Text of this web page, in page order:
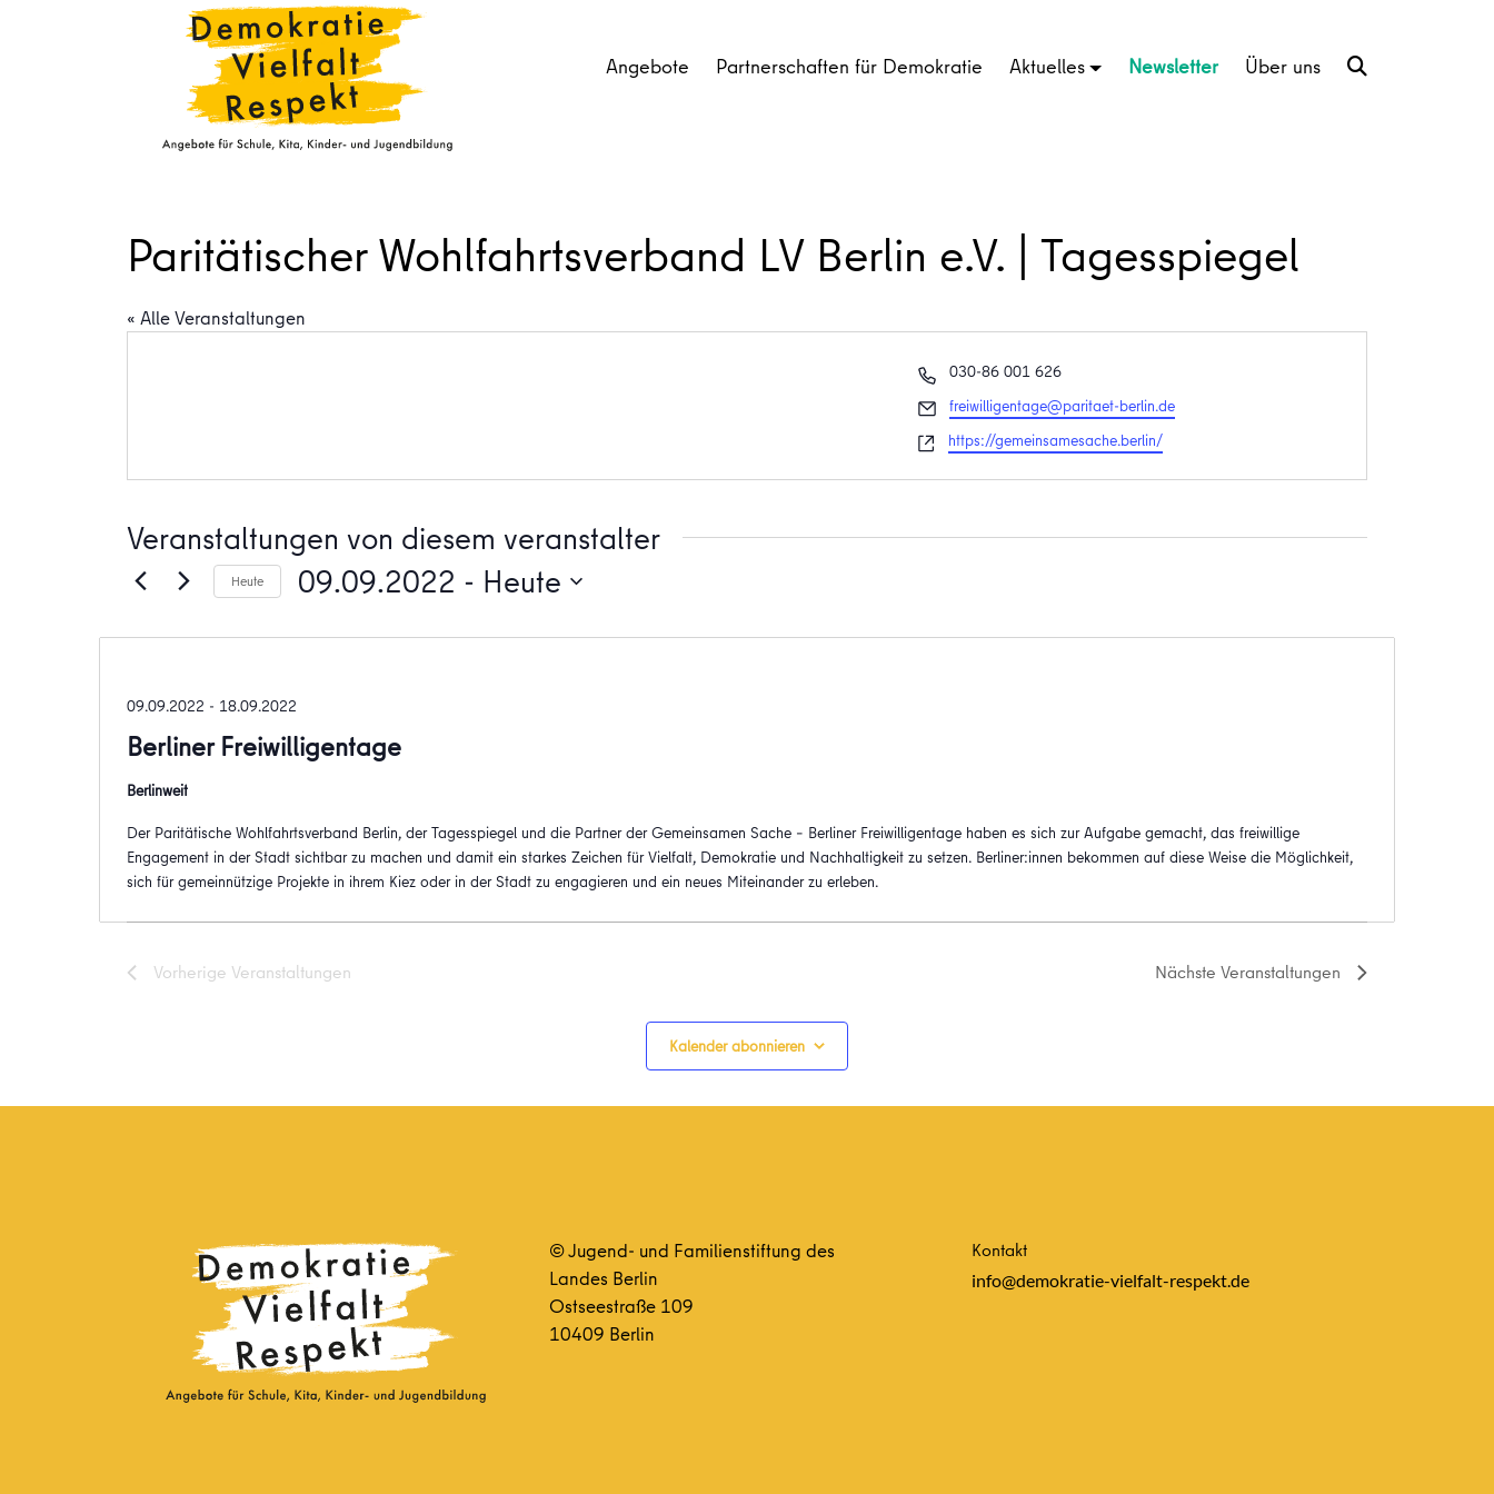
Angebote Partnerschaften für Demokratie Aktuelles Newsletter Über uns
Paritätischer Wohlfahrtsverband LV Berlin e.V. | Tagesspiegel
« Alle Veranstaltungen
Telefon
030-86 001 626
Email
freiwilligentage@paritaet-berlin.de
Webseite
https://gemeinsamesache.berlin/
Veranstaltungen von diesem veranstalter
Heute 09.09.2022 - Heute
wählen.
Berliner Freiwilligentage
09.09.2022 - 18.09.2022
Berlinweit
Der Paritätische Wohlfahrtsverband Berlin, der Tagesspiegel und die Partner der Gemeinsamen Sache – Berliner Freiwilligentage haben es sich zur Aufgabe gemacht, das freiwillige
Engagement in der Stadt sichtbar zu machen und damit ein starkes Zeichen für Vielfalt, Demokratie und Nachhaltigkeit zu setzen. Berliner:innen bekommen auf diese Weise die Möglichkeit,
sich für gemeinnützige Projekte in ihrem Kiez oder in der Stadt zu engagieren und ein neues Miteinander zu erleben.
Vorherige Veranstaltungen Nächste Veranstaltungen
Kalender abonnieren
© Jugend- und Familienstiftung des
Landes Berlin
Ostseestraße 109
10409 Berlin
Kontakt
info@demokratie-vielfalt-respekt.de